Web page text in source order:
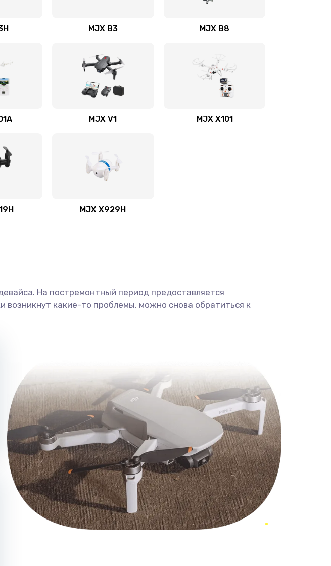
MJX B3 MJX B8
MJX V1 MJX X101
MJX X929H
На постремонтный период предоставляется
возникнут какие-то проблемы, можно снова обратиться к